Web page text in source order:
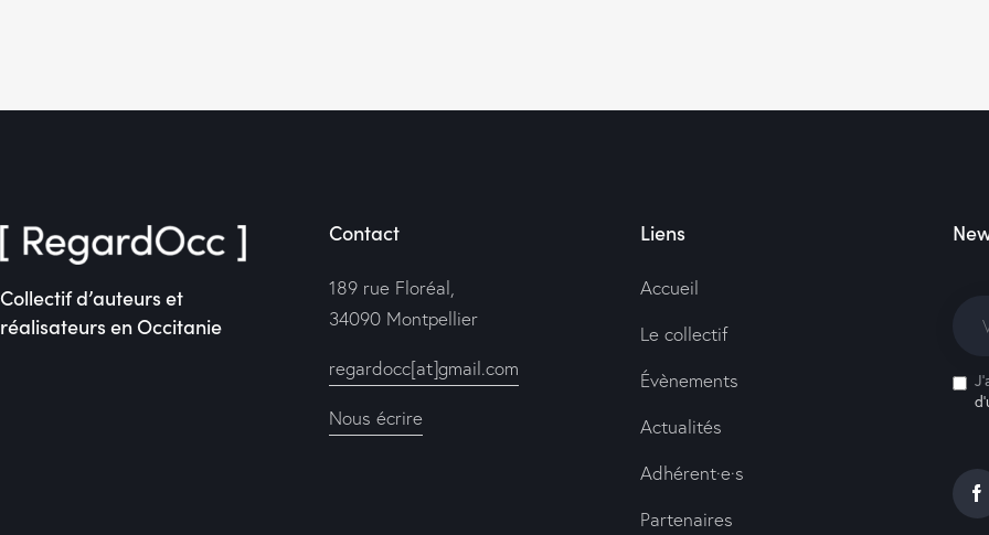
Collectif d’auteurs et
réalisateurs en Occitanie
Contact
189 rue Floréal,
34090 Montpellier
regardocc[at]gmail.com
Nous écrire
Liens
Accueil
Le collectif
Évènements
Actualités
Adhérent·e·s
Partenaires